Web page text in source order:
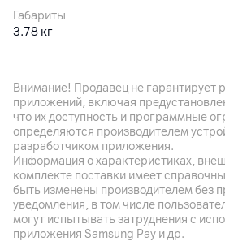
Габариты
3.78 кг
увлажнения; интеллектуальная
Pathfinder, система HyperStream с 2
предотвращения спутывания волос;
смартфона / через приложение,
Другие характеристики
Гарантия
12мес.
Внимание! Продавец не гарантирует
приложений, включая
что их доступность и программные
определяются производителем
разработчиком приложения.
Информация о характеристиках,
комплекте поставки имеет
быть изменены производителем без
уведомления, в том числе
могут испытывать затруднения с
приложения Samsung Pay и др.